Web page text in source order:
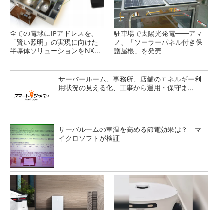
全ての電球にIPアドレスを、
「賢い照明」の実現に向けた
半導体ソリューションをNX...
駐車場で太陽光発電――アマ
ノ、「ソーラーパネル付き保
護屋根」を発売
サーバールーム、事務所、店舗のエネルギー利
用状況の見える化、工事から運用・保守ま...
サーバルームの室温を高める節電効果は？ マ
イクロソフトが検証